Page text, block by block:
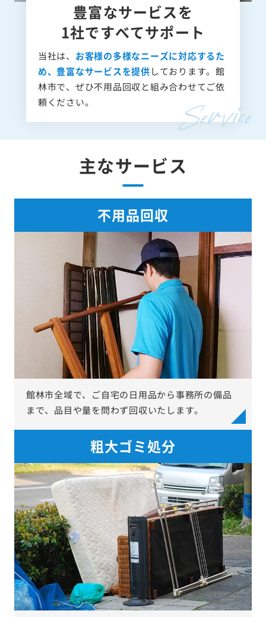
豊富なサービスを
1社ですべてサポート
当社は、 お客様の多様なニーズに対応するた
め、豊富なサービスを提供しております。館
林市で、ぜひ不用品回収と組み合わせてご依
頼ください。
主なサービス
不用品回収
館林市全域で、ご自宅の日用品から事務所の備品
まで、品目や量を問わず回収いたします。
粗大ゴミ処分